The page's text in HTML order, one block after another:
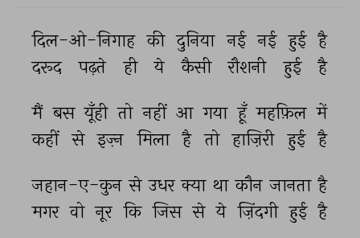
दिल-ओ-निगाह की दुनिया नई नई हुई है
दरूद
पढ़ते ही ये कैसी रौशनी हुई है
मैं बस यूँही तो नहीं आ गया हूँ महफ़िल में
कहीं से इज़्न मिला है तो हाज़िरी हुई है
जहान-ए-कुन से उधर क्या था कौन जानता है
मगर वो नूर कि जिस से ये ज़िंदगी हुई है